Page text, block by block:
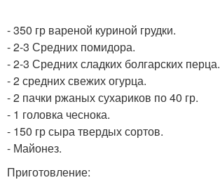
- 350 гр вареной куриной грудки.
- 2-3 Средних помидора.
- 2-3 Средних сладких болгарских перца.
- 2 средних свежих огурца.
- 2 пачки ржаных сухариков по 40 гр.
- 1 головка чеснока.
- 150 гр сыра твердых сортов.
- Майонез.
Приготовление: